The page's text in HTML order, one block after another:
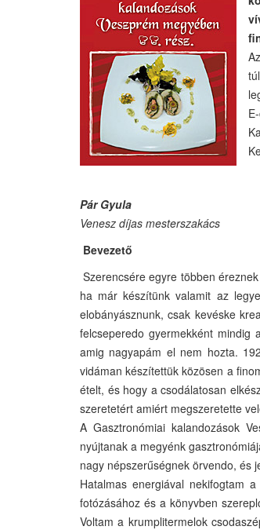
Pár Gyula
Venesz díjas mesterszakács
Bevezető
Szerencsére egyre többen
ha már készítünk valamit az
elobányásznunk, csak kevéske
felcseperedo gyermekként mindig
amig nagyapám el nem hozta.
vidáman készítettük közösen a
ételt, és hogy a csodálatosan
szeretetért amiért megszeretette
A Gasztronómiai kalandozások
nyújtanak a megyénk
nagy népszerűségnek örvendo, és
Hatalmas energiával nekifogtam
fotózásához és a könyvben
Voltam a krumplitermelok